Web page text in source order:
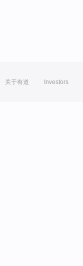
关于有道 Investors